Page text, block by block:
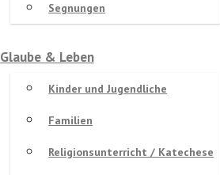
Segnungen
Glaube & Leben
Kinder und Jugendliche
Familien
Religionsunterricht / Katechese